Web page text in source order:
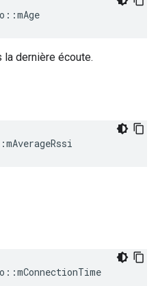
::mAge
dernière écoute.
mAverageRssi
::mConnectionTime